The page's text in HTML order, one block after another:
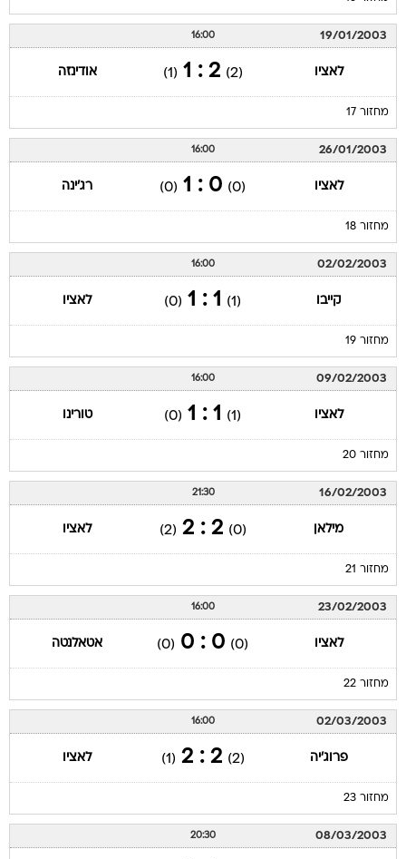
19/01/2003
16:00
לאציו (2)
2 : 1
(1) אודינזה
מחזור 17
26/01/2003
16:00
לאציו (0)
0 : 1
(0) רג'ינה
מחזור 18
02/02/2003
16:00
קייבו (1)
1 : 1
(0) לאציו
מחזור 19
09/02/2003
16:00
לאציו (1)
1 : 1
(0) טורינו
מחזור 20
16/02/2003
21:30
מילאן (0)
2 : 2
(2) לאציו
מחזור 21
23/02/2003
16:00
לאציו (0)
0 : 0
(0) אטאלנטה
מחזור 22
02/03/2003
16:00
פרוג'יה (2)
2 : 2
(1) לאציו
מחזור 23
08/03/2003
20:30